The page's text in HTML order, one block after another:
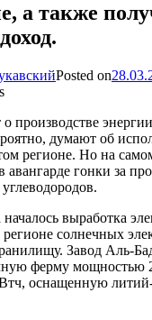
а также
Posted on
о производстве
думают об
регионе. Но на
авангарде гонки за
выработка
солнечных
Завод Аль-
ферму мощностью
оснащенную